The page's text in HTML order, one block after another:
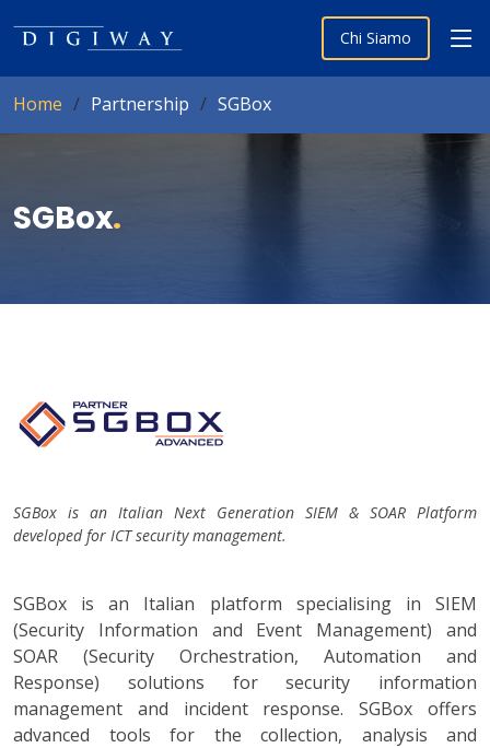
Chi Siamo
Home Partnership SGBox
SGBox.
SGBox is an Italian Next Generation SIEM & SOAR Platform
developed for ICT security management.
SGBox is an Italian platform specialising in SIEM
(Security Information and Event Management) and
SOAR (Security Orchestration, Automation and
Response) solutions for security information
management and incident response. SGBox offers
advanced tools for the collection, analysis and